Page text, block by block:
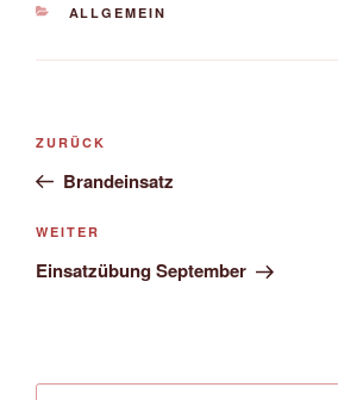
KATEGORIEN
ALLGEMEIN
Beitrags-
Vorheriger
Beitrag
ZURÜCK
Brandeinsatz
Nächster
Beitrag
WEITER
Einsatzübung September